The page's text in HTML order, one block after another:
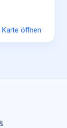
Karte öffnen